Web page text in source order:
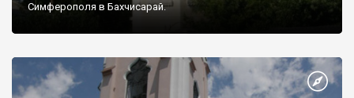
Симферополя в Бахчисарай.